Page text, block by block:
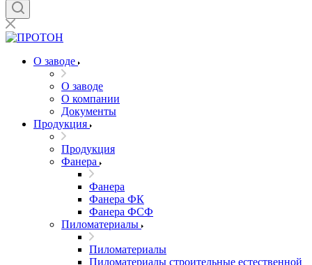
О заводе
О заводе
О компании
Документы
Продукция
Продукция
Фанера
Фанера
Фанера ФК
Фанера ФСФ
Пиломатериалы
Пиломатериалы
Пиломатериалы строительные естественной